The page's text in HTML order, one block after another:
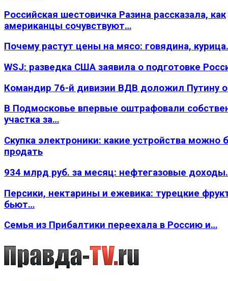
Российская шестовичка Разина рассказала, как
американцы сочувствуют…
Почему растут цены на мясо: говядина,
WSJ: разведка США заявила о подготовке
Командир 76-й дивизии ВДВ доложил Путину
В Подмосковье впервые оштрафовали
участка за…
Скупка электроники: какие устройства можно
продать
934 млрд руб. за месяц: нефтегазовые
Персики, нектарины и ежевика: турецкие
бьют…
Семья из Прибалтики переехала в Россию и…